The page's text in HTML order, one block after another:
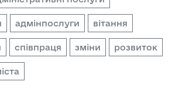
адмінпослуги вітання
співпраця зміни розвиток